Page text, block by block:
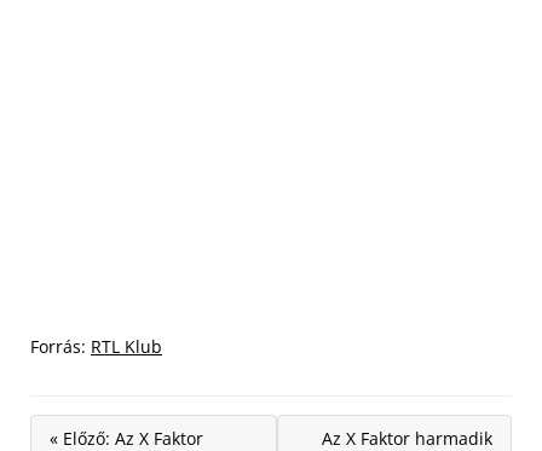
Forrás: RTL Klub
« Előző: Az X Faktor
Az X Faktor harmadik